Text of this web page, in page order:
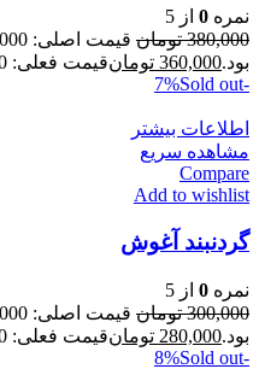
نمره 0 از 5
380,000 تومان
بود.360,000 تومانقیمت فعلی: 360,000 تومان.
-7%
Sold out
اطلاعات بیشتر
مشاهده سریع
Compare
Add to wishlist
گردنبند آغوش
نمره 0 از 5
300,000 تومان
بود.280,000 تومانقیمت فعلی: 280,000 تومان.
-8%
Sold out